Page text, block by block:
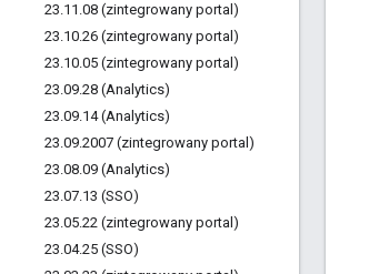
23.11 .08 (zintegrowany portal)
23.10.26 (zintegrowany portal)
23.10.05 (zintegrowany portal)
23.09.28 (Analytics)
23.09.14 (Analytics)
23.09.2007 (zintegrowany portal)
23.08.09 (Analytics)
23.07.13 (SSO)
23.05.22 (zintegrowany portal)
23.04.25 (SSO)